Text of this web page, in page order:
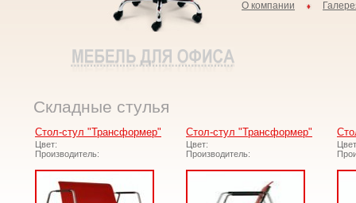
О компании
Складные стулья
Стол-стул "Трансформер"
Цвет:
Производитель:
Стол-стул "Трансформер"
Цвет:
Производитель: